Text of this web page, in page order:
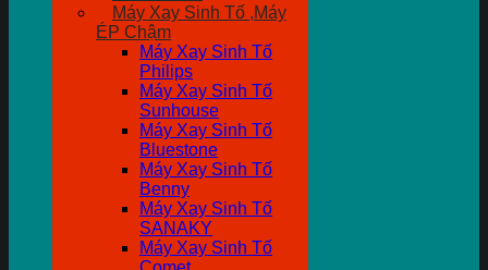
Máy Xay Sinh Tố ,Máy
ÉP Chậm
Máy Xay Sinh Tố
Philips
Máy Xay Sinh Tố
Sunhouse
Máy Xay Sinh Tố
Bluestone
Máy Xay Sinh Tố
Benny
Máy Xay Sinh Tố
SANAKY
Máy Xay Sinh Tố